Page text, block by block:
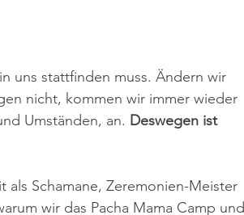
uns stattfinden muss. Ändern wir
nicht, kommen wir immer wieder
Umständen, an. Deswegen ist
Schamane, Zeremonien-Meister
wir das Pacha Mama Camp und